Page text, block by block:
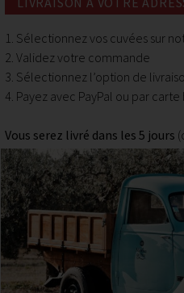
1. Sélectionnez vos cuvées sur
2. Validez votre commande
3. Sélectionnez l’option de
4. Payez avec PayPal ou par
Vous serez livré dans les 5 jours